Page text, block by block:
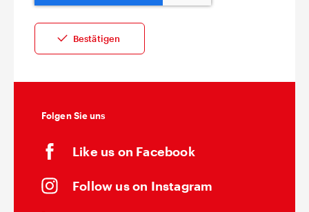
Folgen Sie uns
Like us on Facebook
Follow us on Instagram